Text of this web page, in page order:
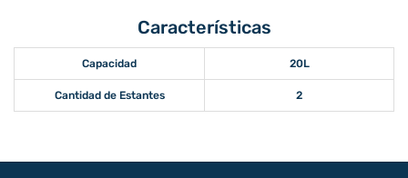
Características
Capacidad 20L
Cantidad de Estantes 2